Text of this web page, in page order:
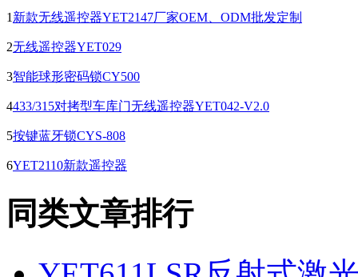
1 新款无线遥控器YET2147厂家OEM、ODM批发定制
2无线遥控器YET029
3智能球形密码锁CY500
4433/315对拷型车库门无线遥控器YET042-V2.0
5按键蓝牙锁CYS-808
6YET2110新款遥控器
同类文章排行